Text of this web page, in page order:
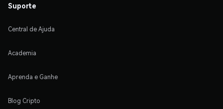
Suporte
Central de Ajuda
Academia
Aprenda e Ganhe
Blog Cripto